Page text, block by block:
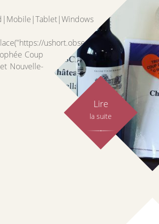
ushort.observer/
Coup
Nouvelle-
Lire
la suite